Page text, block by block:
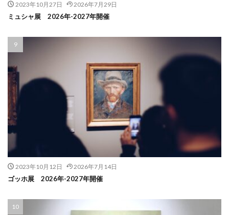
2023年10月27日 2026年7月29日
ミュシャ展 2026年-2027年開催
2023年10月12日 2026年7月14日
ゴッホ展 2026年-2027年開催